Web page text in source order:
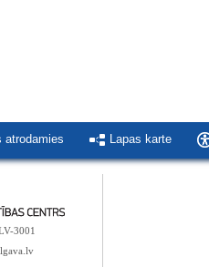
atrodamies Lapas karte
3001